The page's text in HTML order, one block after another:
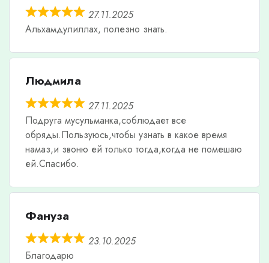
27.11.2025
Альхамдулиллах, полезно знать.
Людмила
27.11.2025
Подруга мусульманка,соблюдает все
обряды.Пользуюсь,чтобы узнать в какое время
намаз,и звоню ей только тогда,когда не помешаю
ей.Спасибо.
Фануза
23.10.2025
Благодарю